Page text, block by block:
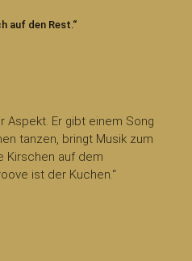
auf den Rest.“
Aspekt. Er gibt einem Song
tanzen, bringt Musik zum
Kirschen auf dem
ist der Kuchen.“